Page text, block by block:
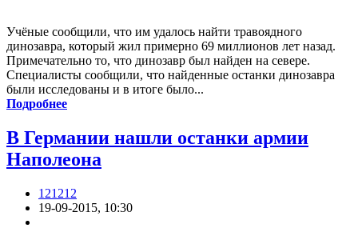
Учёные сообщили, что им удалось найти травоядного
динозавра, который жил примерно 69 миллионов лет назад.
Примечательно то, что динозавр был найден на севере.
Специалисты сообщили, что найденные останки динозавра
были исследованы и в итоге было...
Подробнее
В Германии нашли останки армии
Наполеона
121212
19-09-2015, 10:30